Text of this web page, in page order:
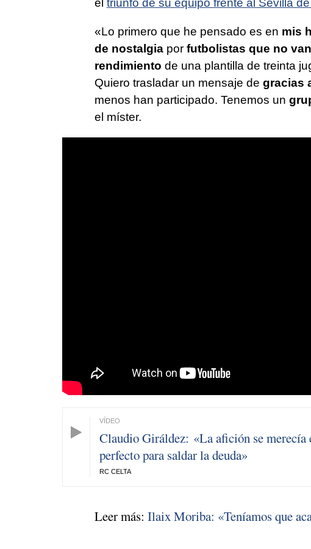
«Lo primero que he pensado es en mis
de nostalgiaporfutbolistas que no
rendimiento de una plantilla de treinta
Quiero trasladar un mensaje de gracias
menos han participado. Tenemos un
el míster.
Claudio Giráldez: «La afición se merecía
perfecto para saldar la deuda»
RC CELTA
Leer más: Ilaix Moriba: «Teníamos que